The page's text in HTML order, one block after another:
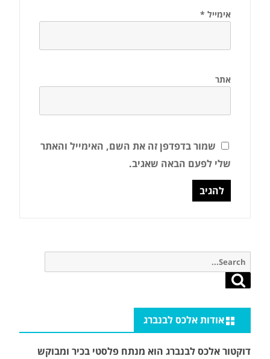
אימייל *
אתר
שמור בדפדפן זה את השם, האימייל והאתר
שלי לפעם הבאה שאגיב.
Search
for:
Search
אודות אלכס לבנברג
דוקטור אלכס לבנברג הוא מנתח פלסטי בכיר ומבוקש